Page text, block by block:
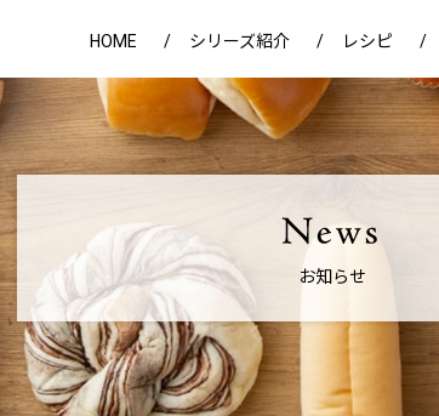
HOME シリーズ紹介 レシピ
お知らせ